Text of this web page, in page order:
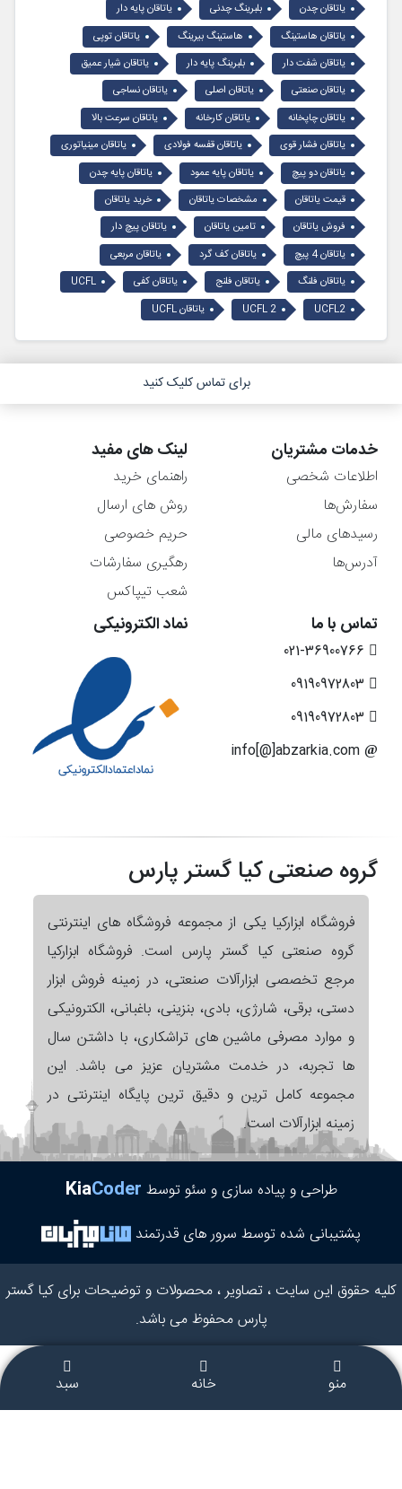
یاتاقان چدن
بلبرینگ چدنی
یاتاقان پایه دار
یاتاقان هاستینگ
هاستینگ بیرینگ
یاتاقان توپی
یاتاقان شفت دار
بلبرینگ پایه دار
یاتاقان شیار عمیق
یاتاقان صنعتی
یاتاقان اصلی
یاتاقان نساجی
یاتاقان چاپخانه
یاتاقان کارخانه
یاتاقان سرعت بالا
یاتاقان فشار قوی
یاتاقان قفسه فولادی
یاتاقان مینیاتوری
یاتاقان دو پیچ
یاتاقان پایه عمود
یاتاقان پایه چدن
قیمت یاتاقان
مشخصات یاتاقان
خرید یاتاقان
فروش یاتاقان
تامین یاتاقان
یاتاقان پیچ دار
یاتاقان 4 پیچ
یاتاقان کف گرد
یاتاقان مربعی
یاتاقان فلنگ
یاتاقان فلنج یاتاقان کفی
UCFL
UCFL2
UCFL 2 یاتاقان UCFL
برای تماس کلیک کنید
خدمات مشتریان
اطلاعات شخصی
سفارش‌ها
رسیدهای مالی
آدرس‌ها
لینک های مفید
راهنمای خرید
روش های ارسال
حریم خصوصی
رهگیری سفارشات
شعب تیپاکس
تماس با ما نماد الکترونیکی
گروه صنعتی کیا گستر پارس
فروشگاه ابزارکیا یکی از مجموعه فروشگاه های اینترنتی
گروه صنعتی کیا گستر پارس است. فروشگاه ابزارکیا
مرجع تخصصی ابزارآلات صنعتی، در زمینه فروش ابزار
دستی، برقی، شارژی، بادی، بنزینی، باغبانی، الکترونیکی
و موارد مصرفی ماشین های تراشکاری، با داشتن سال
ها تجربه، در خدمت مشتریان عزیز می باشد. این
مجموعه کامل ترین و دقیق ترین پایگاه اینترنتی در
زمینه ابزارآلات است.
طراحی و پیاده سازی و سئو توسط KiaCoder
پشتیبانی شده توسط سرور های قدرتمند
کلیه حقوق این سایت ، تصاویر ، محصولات و توضیحات برای کیا گستر
پارس محفوظ می باشد.
منو خانه سبد